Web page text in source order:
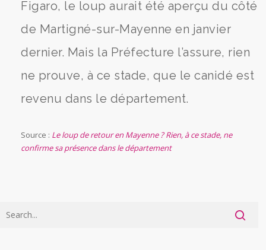
Figaro, le loup aurait été aperçu du côté
de Martigné-sur-Mayenne en janvier
dernier. Mais la Préfecture l’assure, rien
ne prouve, à ce stade, que le canidé est
revenu dans le département.
Source : Le loup de retour en Mayenne ? Rien, à ce stade, ne
confirme sa présence dans le département